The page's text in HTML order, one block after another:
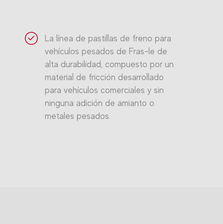
La línea de pastillas de freno para
vehículos pesados de Fras-le de
alta durabilidad, compuesto por un
material de fricción desarrollado
para vehículos comerciales y sin
ninguna adición de amianto o
metales pesados.